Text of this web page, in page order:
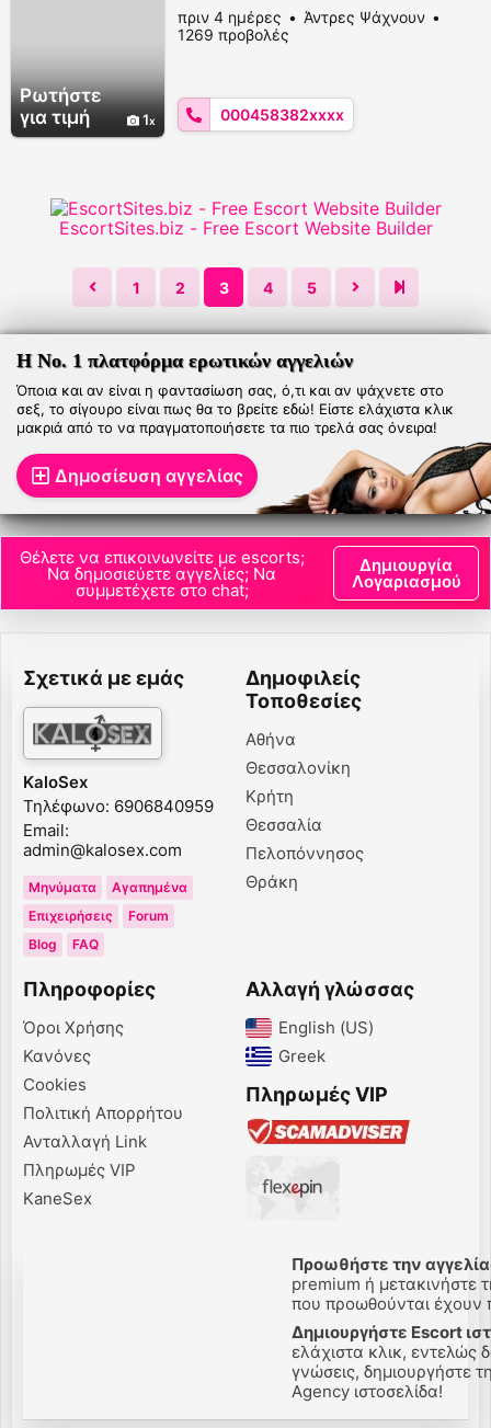
Ρωτήστε
για τιμή
1
πριν 4 ημέρες
Άντρες Ψάχνουν
1269 προβολές
000458382xxxx
EscortSites.biz - Free Escort Website Builder
1 2 3 4 5
Η Νο. 1 πλατφόρμα ερωτικών αγγελιών
Όποια και αν είναι η φαντασίωση σας, ό,τι και αν ψάχνετε στο
σεξ, το σίγουρο είναι πως θα το βρείτε εδώ! Είστε ελάχιστα κλικ
μακριά από το να πραγματοποιήσετε τα πιο τρελά σας όνειρα!
Δημοσίευση αγγελίας
Θέλετε να επικοινωνείτε με escorts;
Να δημοσιεύετε αγγελίες; Να
συμμετέχετε στο chat;
Δημιουργία
Λογαριασμού
Σχετικά με εμάς
KaloSex
Τηλέφωνο: 6906840959
Email:
admin@kalosex.com
Μηνύματα
Αγαπημένα
Επιχειρήσεις
Forum
Blog
FAQ
Δημοφιλείς
Τοποθεσίες
Αθήνα
Θεσσαλονίκη
Κρήτη
Θεσσαλία
Πελοπόννησος
Θράκη
Πληροφορίες
Όροι Χρήσης
Κανόνες
Cookies
Πολιτική Απορρήτου
Ανταλλαγή Link
Πληρωμές VIP
KaneSex
Αλλαγή γλώσσας
English (US)‎
Greek‎
Πληρωμές VIP
Προωθήστε την
premium ή μετακινήστε
που προωθούνται έχουν
Δημιουργήστε Escort
ελάχιστα κλικ, εντελώς
γνώσεις, δημιουργήστε
Agency ιστοσελίδα!